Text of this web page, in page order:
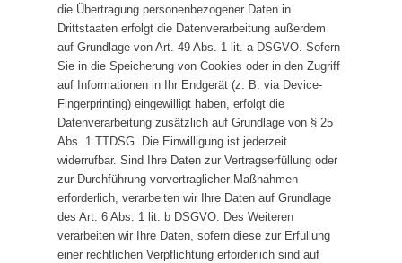
die Übertragung personenbezogener Daten in
Drittstaaten erfolgt die Datenverarbeitung außerdem
auf Grundlage von Art. 49 Abs. 1 lit. a DSGVO. Sofern
Sie in die Speicherung von Cookies oder in den Zugriff
auf Informationen in Ihr Endgerät (z. B. via Device-
Fingerprinting) eingewilligt haben, erfolgt die
Datenverarbeitung zusätzlich auf Grundlage von § 25
Abs. 1 TTDSG. Die Einwilligung ist jederzeit
widerrufbar. Sind Ihre Daten zur Vertragserfüllung oder
zur Durchführung vorvertraglicher Maßnahmen
erforderlich, verarbeiten wir Ihre Daten auf Grundlage
des Art. 6 Abs. 1 lit. b DSGVO. Des Weiteren
verarbeiten wir Ihre Daten, sofern diese zur Erfüllung
einer rechtlichen Verpflichtung erforderlich sind auf